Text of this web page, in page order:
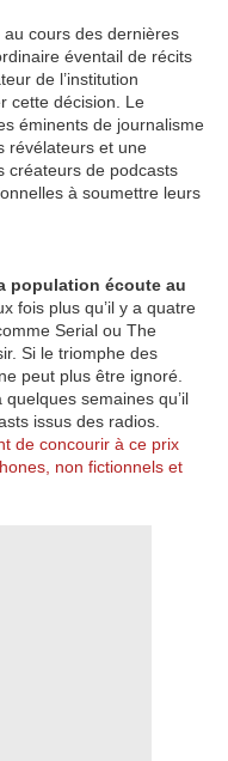
cours des dernières
éventail de récits
de l’institution
cette décision. Le
éminents de journalisme
révélateurs et une
créateurs de podcasts
à soumettre leurs
population écoute au
fois plus qu’il y a quatre
Serial ou The
Si le triomphe des
peut plus être ignoré.
semaines qu’il
issus des radios.
de concourir à ce prix
non fictionnels et